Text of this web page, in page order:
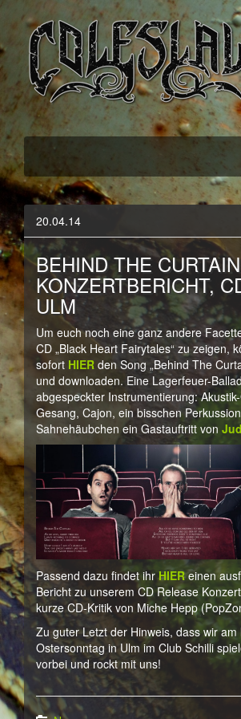
Coleslaw
Official Webpage
20.04.14
BEHIND THE
KONZERTBERICHT,
ULM
Um euch noch eine ganz andere
CD „Black Heart Fairytales“ zu zeigen,
sofort HIER den Song „Behind The
und downloaden. Eine Lagerfeuer-
abgespeckter Instrumentierung:
Gesang, Cajon, ein bisschen
Sahnehäubchen ein Gastauftritt von
Passend dazu findet ihrHIEReinen
Bericht zu unserem CD Release
kurze CD-Kritik von Miche Hepp
Zu guter Letzt der Hinweis, dass wir am
Ostersonntag in Ulm im Club Schilli
vorbei und rockt mit uns!